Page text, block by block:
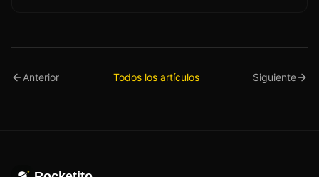
Anterior Todos los artículos Siguiente